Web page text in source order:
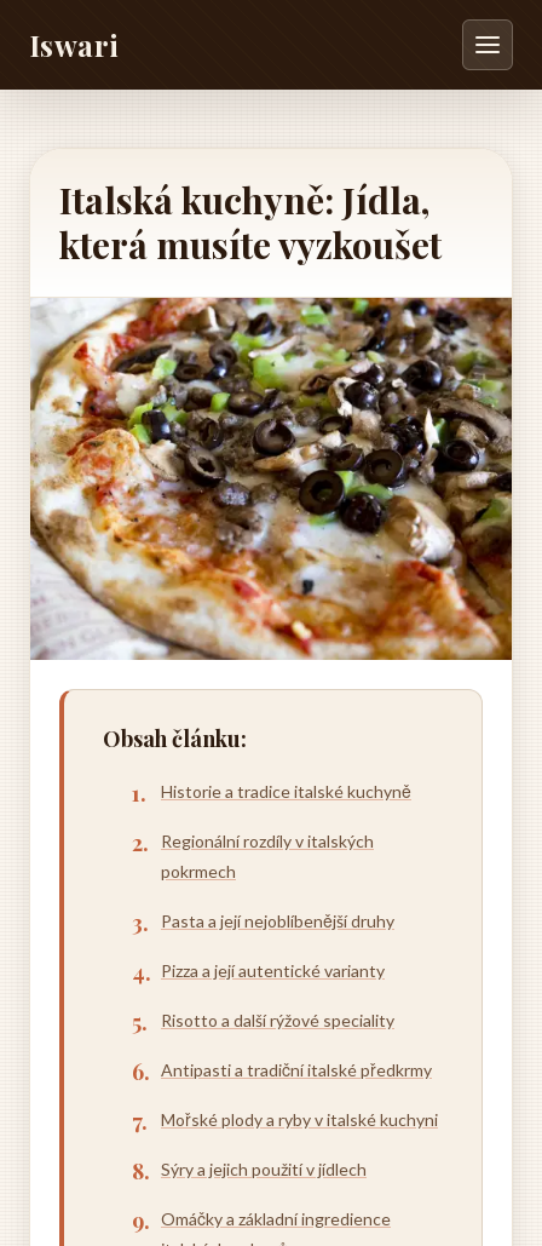
Iswari
Italská kuchyně: Jídla,
která musíte vyzkoušet
Obsah článku:
Historie a tradice italské kuchyně
Regionální rozdíly v italských
pokrmech
Pasta a její nejoblíbenější druhy
Pizza a její autentické varianty
Risotto a další rýžové speciality
Antipasti a tradiční italské předkrmy
Mořské plody a ryby v italské kuchyni
Sýry a jejich použití v jídlech
Omáčky a základní ingredience